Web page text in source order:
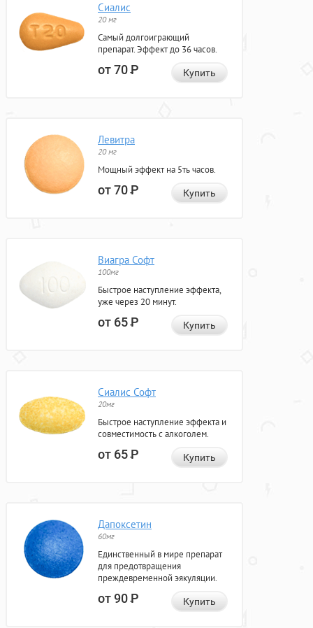
Сиалис
20 мг
Самый долгоиграющий
препарат. Эффект до 36 часов.
от 70Р Купить
Левитра
20 мг
Мощный эффект на 5ть часов.
от 70Р Купить
Виагра Софт
100мг
Быстрое наступление эффекта,
уже через 20 минут.
от 65Р Купить
Сиалис Софт
20мг
Быстрое наступление эффекта и
совместимость с алкоголем.
от 65Р Купить
Дапоксетин
60мг
Единственный в мире препарат
для предотвращения
преждевременной эякуляции.
от 90Р Купить